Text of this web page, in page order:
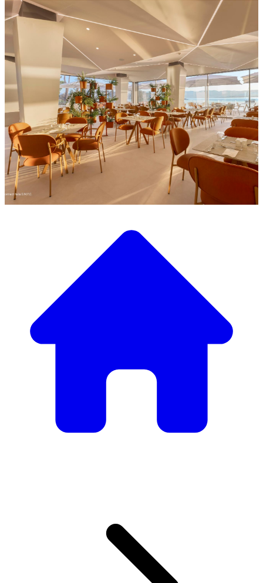
Descubre nuestra amplia selección de mobiliario de diseño
Nuestro Catálogo de
Mobiliario
lujo, tenemos todo lo necesario para crear el ambiente